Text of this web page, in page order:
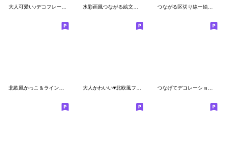
つながる区切り線ー絵文字ライン